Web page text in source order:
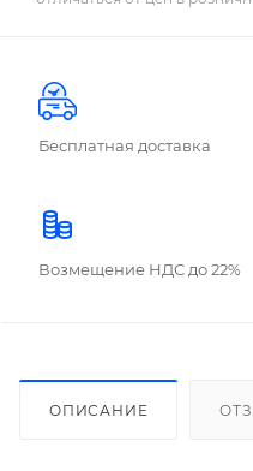
Бесплатная доставка
Возмещение НДС до 22%
ОПИСАНИЕ